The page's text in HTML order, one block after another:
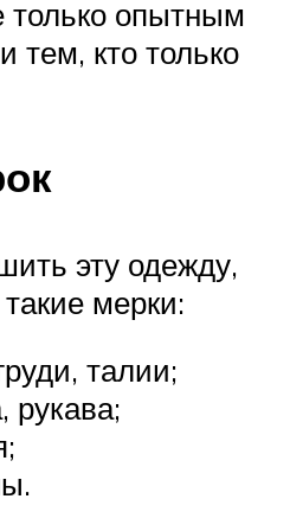
только опытным
тем, кто только
эту одежду,
мерки:
талии;
рукава;